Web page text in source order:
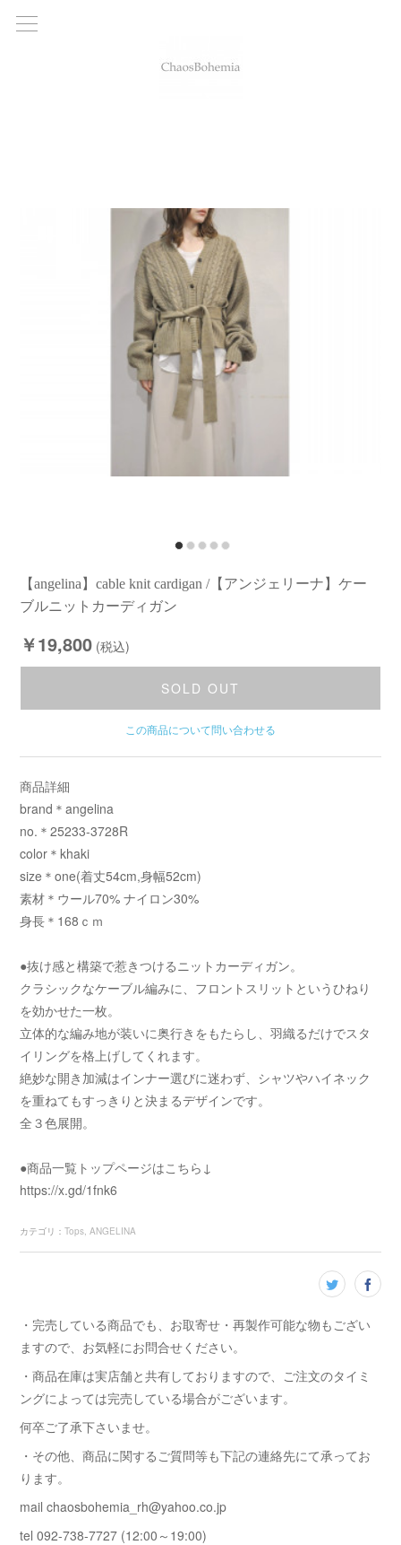
【angelina】cable knit cardigan /【アンジェリーナ】ケー
ブルニットカーディガン
￥19,800 (税込)
SOLD OUT
この商品について問い合わせる
商品詳細
brand＊angelina
no.＊25233-3728R
color＊khaki
size＊one(着丈54cm,身幅52cm)
素材＊ウール70% ナイロン30%
身長＊168ｃｍ
●抜け感と構築で惹きつけるニットカーディガン。
クラシックなケーブル編みに、フロントスリットというひねり
を効かせた一枚。
立体的な編み地が装いに奥行きをもたらし、羽織るだけでスタ
イリングを格上げしてくれます。
絶妙な開き加減はインナー選びに迷わず、シャツやハイネック
を重ねてもすっきりと決まるデザインです。
全３色展開。
●商品一覧トップページはこちら↓
https://x.gd/1fnk6
カテゴリ ：Tops ANGELINA
・完売している商品でも、お取寄せ・再製作可能な物もござい
ますので、お気軽にお問合せください。
・商品在庫は実店舗と共有しておりますので、ご注文のタイミ
ングによっては完売している場合がございます。
何卒ご了承下さいませ。
・その他、商品に関するご質問等も下記の連絡先にて承ってお
ります。
mail chaosbohemia_rh@yahoo.co.jp
tel 092-738-7727 (12:00～19:00)